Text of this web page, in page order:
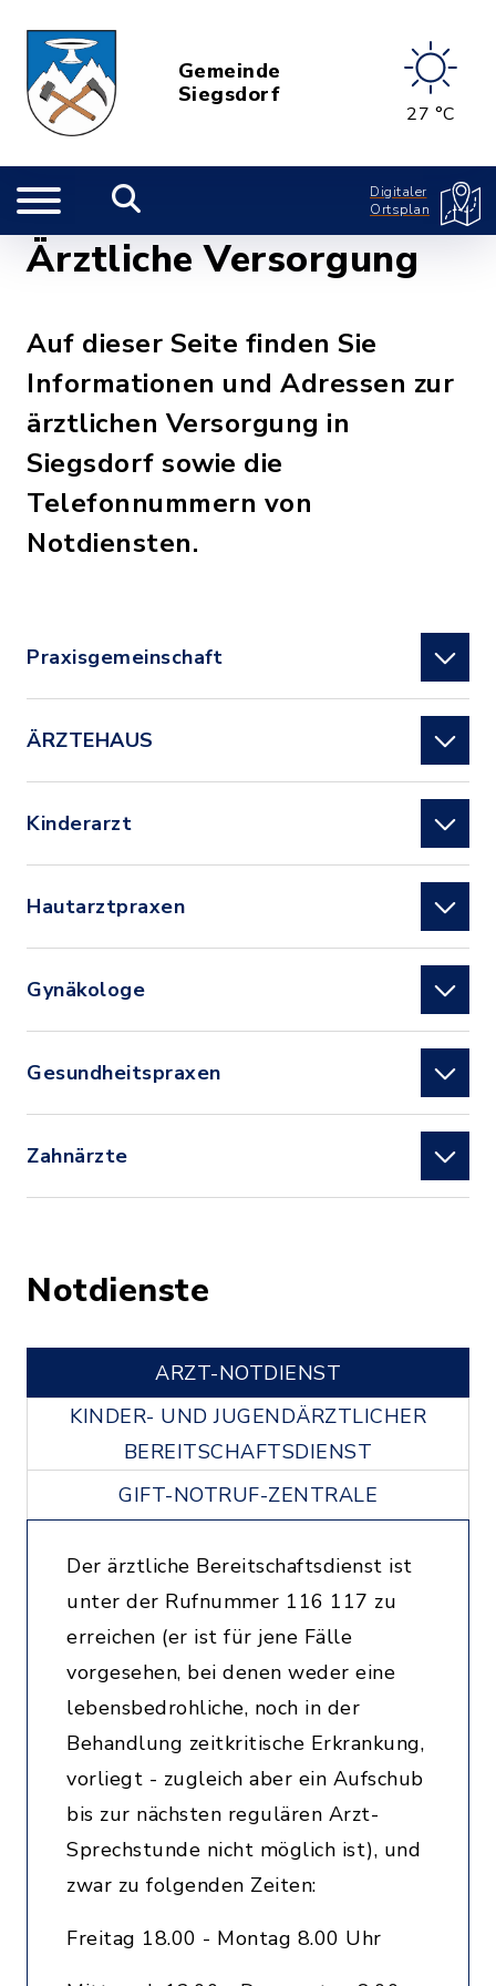
Gemeinde
Siegsdorf
27 °C
Digitaler
Ortsplan
Ärztliche Versorgung
Auf dieser Seite finden Sie
Informationen und Adressen zur
ärztlichen Versorgung in
Siegsdorf sowie die
Telefonnummern von
Notdiensten.
Praxisgemeinschaft
ÄRZTEHAUS
Kinderarzt
Hautarztpraxen
Gynäkologe
Gesundheitspraxen
Zahnärzte
Notdienste
ARZT-NOTDIENST
KINDER- UND JUGENDÄRZTLICHER
BEREITSCHAFTSDIENST
GIFT-NOTRUF-ZENTRALE
Der ärztliche Bereitschaftsdienst ist
unter der Rufnummer 116 117 zu
erreichen (er ist für jene Fälle
vorgesehen, bei denen weder eine
lebensbedrohliche, noch in der
Behandlung zeitkritische Erkrankung,
vorliegt - zugleich aber ein Aufschub
bis zur nächsten regulären Arzt-
Sprechstunde nicht möglich ist), und
zwar zu folgenden Zeiten:
Freitag 18.00 - Montag 8.00 Uhr